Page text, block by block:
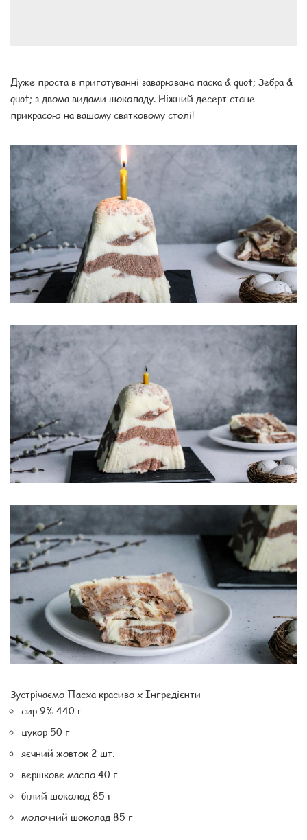
Дуже проста в приготуванні заварювана паска & quot; Зебра &
quot; з двома видами шоколаду. Ніжний десерт стане
прикрасою на вашому святковому столі!
Зустрічаємо Пасха красиво x Інгредієнти
сир 9% 440 г
цукор 50 г
яєчний жовток 2 шт.
вершкове масло 40 г
білий шоколад 85 г
молочний шоколад 85 г